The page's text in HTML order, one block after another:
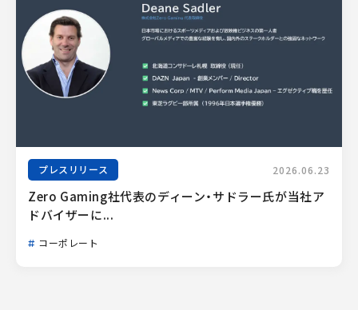
プレスリリース 2026.06.23
Zero Gaming社代表のディーン・サドラー氏が当社ア
ドバイザーに...
コーポレート